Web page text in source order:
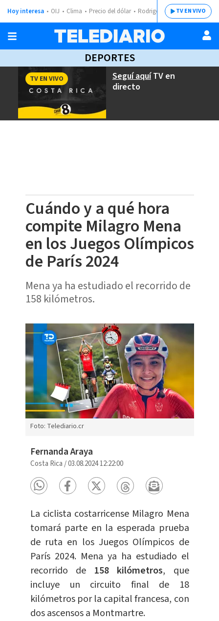
Hoy interesa OIJ Clima Precio del dólar Rodrigo ChavesTV EN VIVO
DEPORTES
Seguí aquíTV en
directo
TV EN VIVO
Cuándo y a qué hora
compite Milagro Mena
en los Juegos Olímpicos
de París 2024
Mena ya ha estudiado el recorrido de
158 kilómetros.
Foto: Telediario.cr
Fernanda Araya
Costa Rica /03.08.2024 12:22:00
La ciclista costarricense Milagro Mena
tomará parte en la esperada prueba
de ruta en los Juegos Olímpicos de
París 2024. Mena ya ha estudiado el
recorrido de 158 kilómetros, que
incluye un circuito final de 18
kilómetros por la capital francesa, con
dos ascensos a Montmartre.